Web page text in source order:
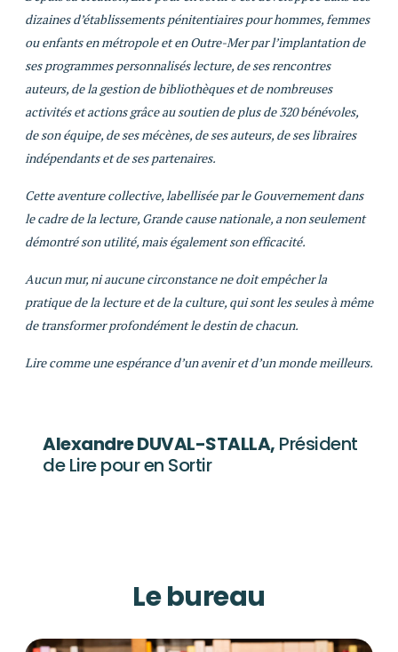
dizaines d’établissements pénitentiaires pour hommes, femmes
ou enfants en métropole et en Outre-Mer par l’implantation de
ses programmes personnalisés lecture, de ses rencontres
auteurs, de la gestion de bibliothèques et de nombreuses
activités et actions grâce au soutien de plus de 320 bénévoles,
de son équipe, de ses mécènes, de ses auteurs, de ses libraires
indépendants et de ses partenaires.
Cette aventure collective, labellisée par le Gouvernement dans
le cadre de la lecture, Grande cause nationale, a non seulement
démontré son utilité, mais également son efficacité.
Aucun mur, ni aucune circonstance ne doit empêcher la
pratique de la lecture et de la culture, qui sont les seules à même
de transformer profondément le destin de chacun.
Lire comme une espérance d’un avenir et d’un monde meilleurs.
Alexandre DUVAL-STALLA, Président
de Lire pour en Sortir
Le bureau